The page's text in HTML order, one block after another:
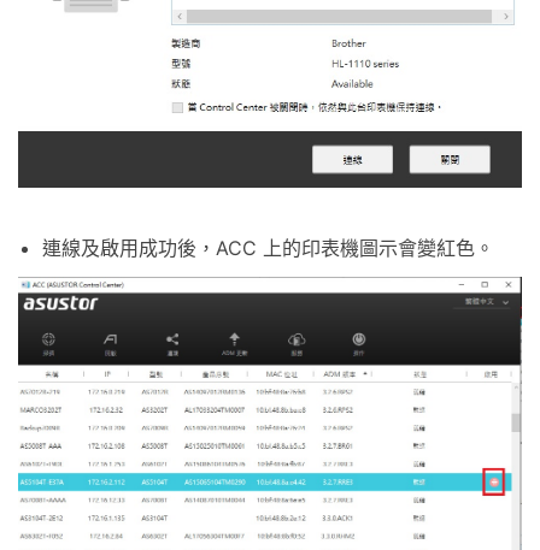
連線及啟用成功後，ACC 上的印表機圖示會變紅色。